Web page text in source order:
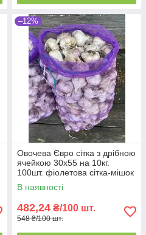
–12%
Овочева Євро сітка з дрібною
ячейкою 30х55 на 10кг.
100шт. фіолетова сітка-мішок
для овочів.
В наявності
482,24 ₴/100 шт.
548 ₴/100 шт.